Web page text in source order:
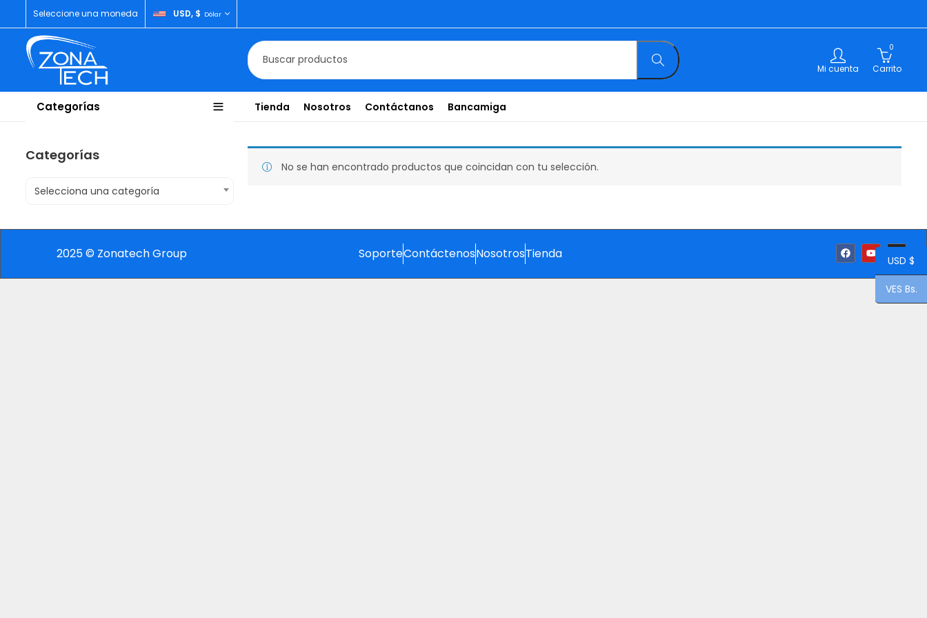
Seleccione una moneda USD, $ Dólar
Mi cuenta
0
Carrito
Categorías Tienda Nosotros Contáctanos Bancamiga
No se han encontrado productos que coincidan con tu selección.
Categorías
Selecciona una categoría
2025 © Zonatech Group SoporteContáctenosNosotrosTienda USD $
VES Bs.